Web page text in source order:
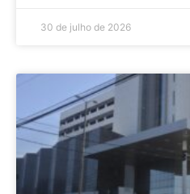
30 de julho de 2026